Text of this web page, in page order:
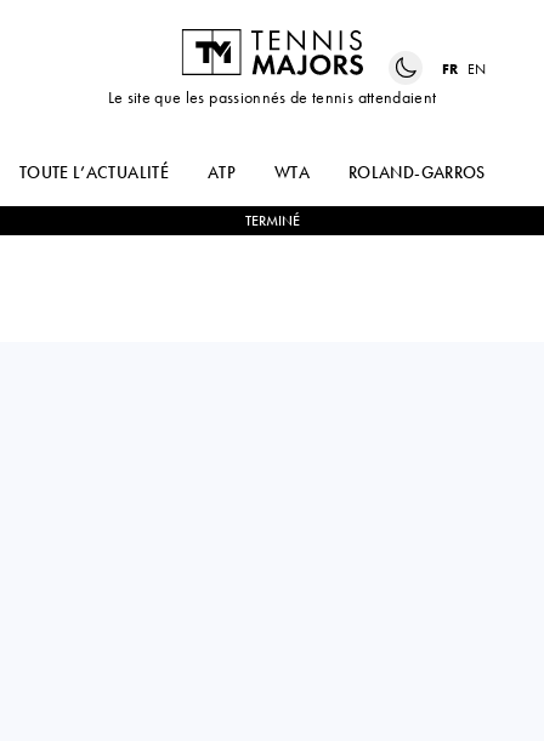
Le site que les passionnés de tennis attendaient
FR EN
TOUTE L’ACTUALITÉ ATP WTA ROLAND-GARROS
TERMINÉ